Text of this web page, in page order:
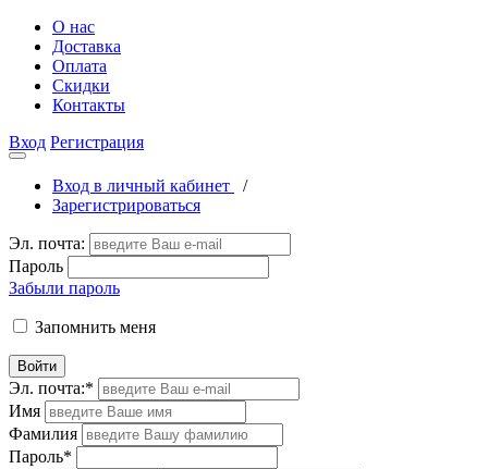
О нас
Доставка
Оплата
Скидки
Контакты
Вход Регистрация
Вход в личный кабинет
/
Зарегистрироваться
Эл. почта:
Пароль
Забыли пароль
Запомнить меня
Войти
Эл. почта:*
Имя
Фамилия
Пароль*